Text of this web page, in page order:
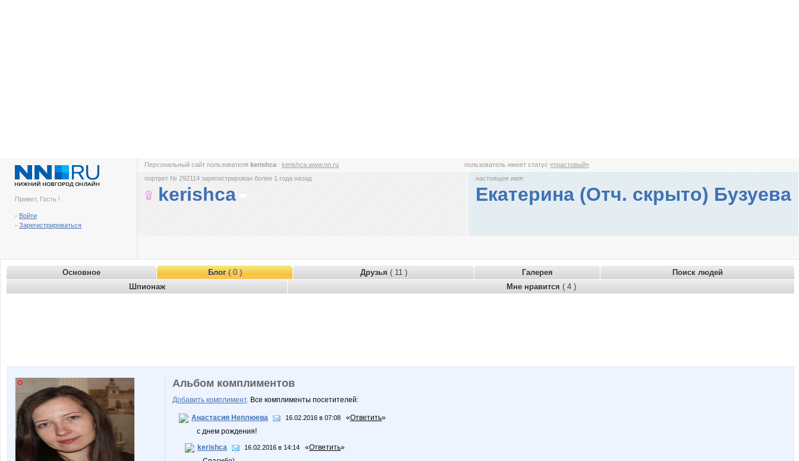
Привет, Гость !
- Войти
- Зарегистрироваться
Персональный сайт пользователя kerishca : kerishca.www.nn.ru пользователь имеет статус«трастовый»
портрет № 292114 зарегистрирован более 1 года назад
kerishca
настоящее имя:
Екатерина (Отч. скрыто) Бузуева
Основное Блог( 0 ) Друзья ( 11 ) Галерея
Поиск людей
Шпионаж
Мне нравится ( 4 )
Альбом комплиментов
Добавить комплимент. Все комплименты посетителей:
Анастасия Неплюева 16.02.2016 в 07:08 «Ответить»
с днем рождения!
kerishca
16.02.2016 в 14:14 «Ответить»